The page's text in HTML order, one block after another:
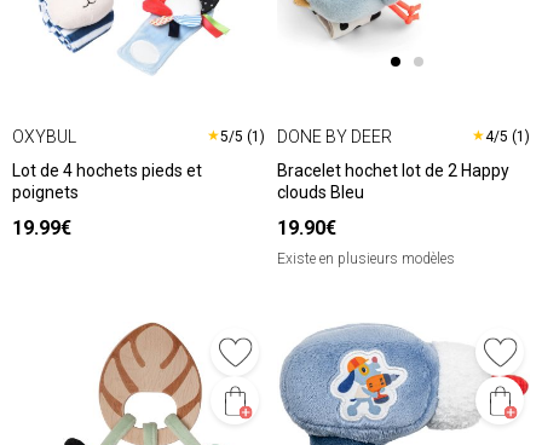
OXYBUL ★5/5 (1)
Lot de 4 hochets pieds et
poignets
19.99€
DONE BY DEER ★4/5 (1)
Bracelet hochet lot de 2 Happy
clouds Bleu
19.90€
Existe en plusieurs modèles